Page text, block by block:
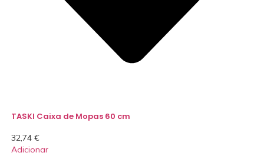
TASKI Caixa de Mopas 60 cm
32,74 €
Adicionar